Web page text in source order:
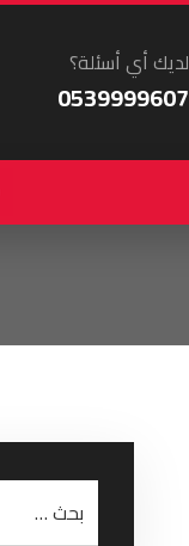
لديك أي أسئلة؟
0539999607